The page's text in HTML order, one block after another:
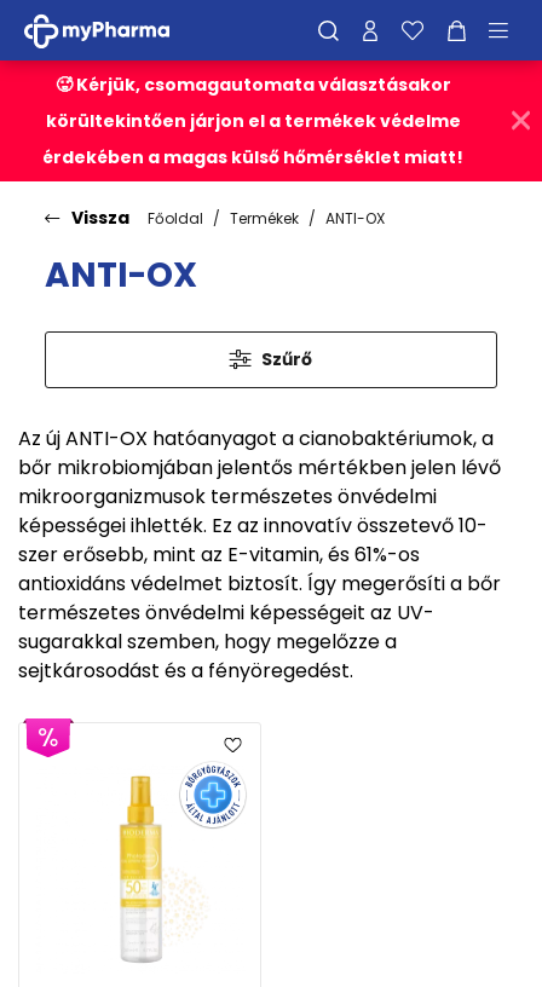
🥵 Kérjük, csomagautomata választásakor
körültekintően járjon el a termékek védelme
érdekében a magas külső hőmérséklet miatt!
Vissza Főoldal Termékek ANTI-OX
ANTI-OX
Szűrő
Az új ANTI-OX hatóanyagot a cianobaktériumok, a
bőr mikrobiomjában jelentős mértékben jelen lévő
mikroorganizmusok természetes önvédelmi
képességei ihlették. Ez az innovatív összetevő 10-
szer erősebb, mint az E-vitamin, és 61%-os
antioxidáns védelmet biztosít. Így megerősíti a bőr
természetes önvédelmi képességeit az UV-
sugarakkal szemben, hogy megelőzze a
sejtkárosodást és a fényöregedést.